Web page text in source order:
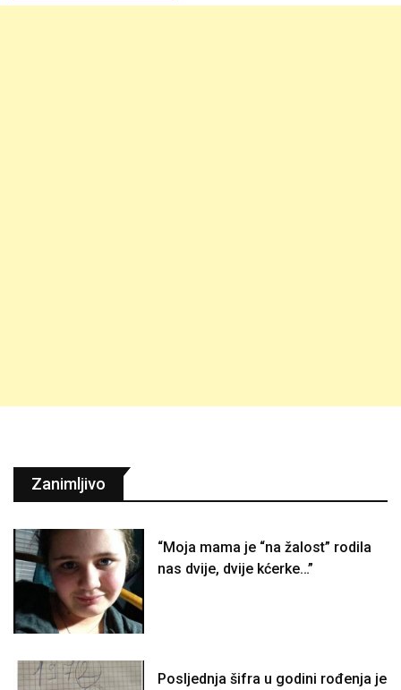
Zanimljivo
“Moja mama je “na žalost” rodila
nas dvije, dvije kćerke…”
Posljednja šifra u godini rođenja je